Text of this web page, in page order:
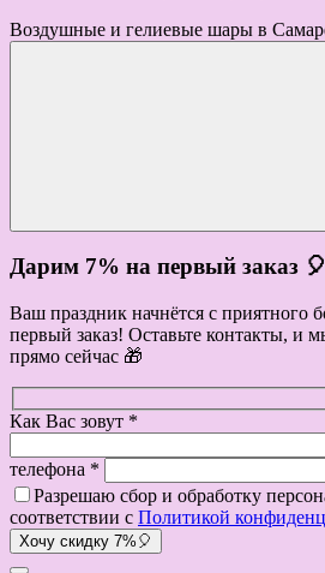
Воздушные и гелиевые шары в
Дарим 7% на первый заказ 🎈
Ваш праздник начнётся с приятного
первый заказ! Оставьте контакты, и
прямо сейчас 🎁
Как Вас зовут *
телефона *
Разрешаю сбор и обработку
соответствии с Политикой
Хочу скидку 7%🎈